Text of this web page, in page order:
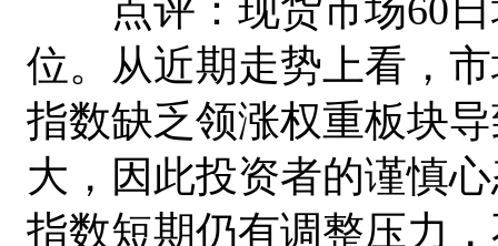
点评：现货市场60日
位。从近期走势上看，
指数缺乏领涨权重板块
大，因此投资者的谨慎
指数短期仍有调整压力